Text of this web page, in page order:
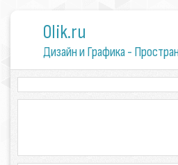
0lik.ru
Дизайн и Графика -